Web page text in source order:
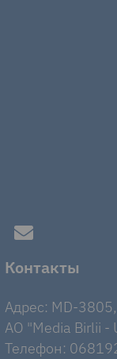
Контакты
Адрес: MD-
AO "Media Birlii -
Телефон: